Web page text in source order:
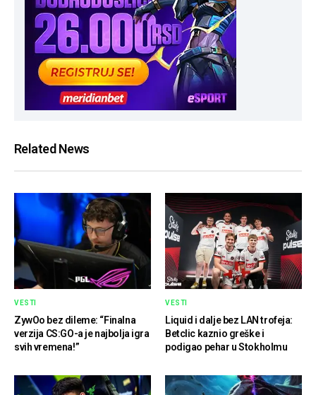
Related News
VESTI
ZywOo bez dileme: “Finalna
verzija CS:GO-a je najbolja igra
svih vremena!”
VESTI
Liquid i dalje bez LAN trofeja:
Betclic kaznio greške i
podigao pehar u Stokholmu